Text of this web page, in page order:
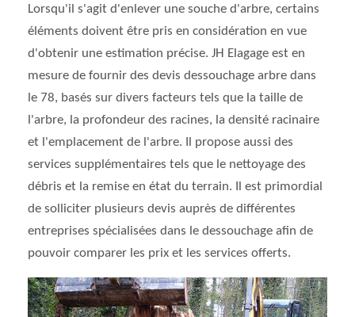
Lorsqu'il s'agit d'enlever une souche d'arbre, certains
éléments doivent être pris en considération en vue
d'obtenir une estimation précise. JH Elagage est en
mesure de fournir des devis dessouchage arbre dans
le 78, basés sur divers facteurs tels que la taille de
l'arbre, la profondeur des racines, la densité racinaire
et l'emplacement de l'arbre. Il propose aussi des
services supplémentaires tels que le nettoyage des
débris et la remise en état du terrain. Il est primordial
de solliciter plusieurs devis auprès de différentes
entreprises spécialisées dans le dessouchage afin de
pouvoir comparer les prix et les services offerts.